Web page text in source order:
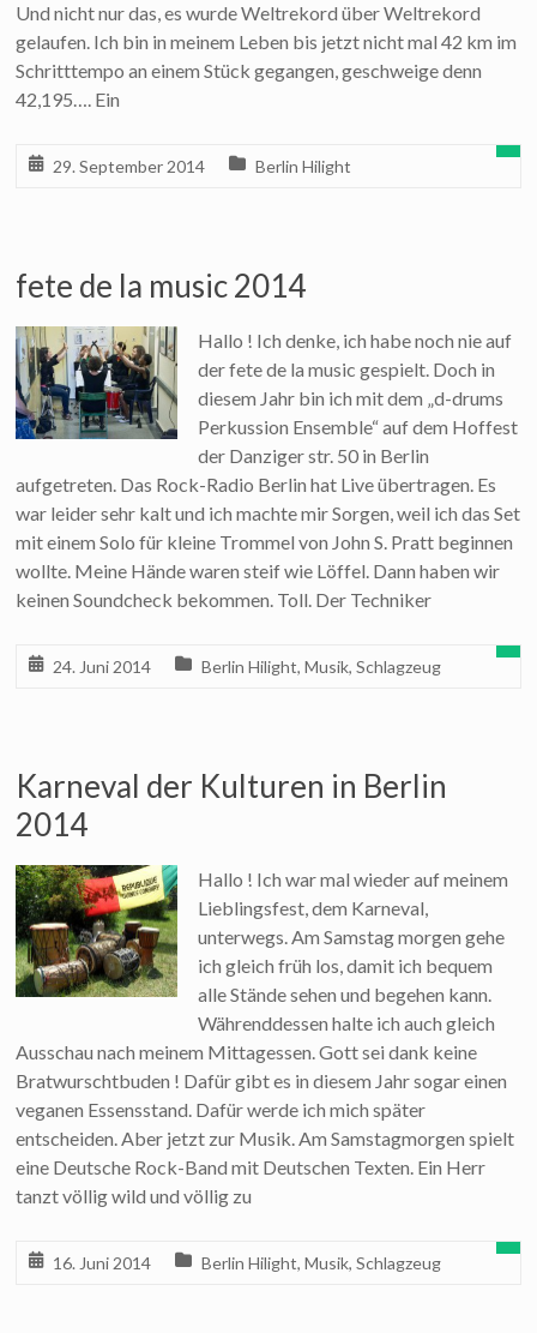
Und nicht nur das, es wurde Weltrekord über Weltrekord
gelaufen. Ich bin in meinem Leben bis jetzt nicht mal 42 km im
Schritttempo an einem Stück gegangen, geschweige denn
42,195…. Ein
29. September 2014 Berlin Hilight
fete de la music 2014
Hallo ! Ich denke, ich habe noch nie auf
der fete de la music gespielt. Doch in
diesem Jahr bin ich mit dem „d-drums
Perkussion Ensemble“ auf dem Hoffest
der Danziger str. 50 in Berlin
aufgetreten. Das Rock-Radio Berlin hat Live übertragen. Es
war leider sehr kalt und ich machte mir Sorgen, weil ich das Set
mit einem Solo für kleine Trommel von John S. Pratt beginnen
wollte. Meine Hände waren steif wie Löffel. Dann haben wir
keinen Soundcheck bekommen. Toll. Der Techniker
24. Juni 2014 Berlin Hilight,Musik,Schlagzeug
Karneval der Kulturen in Berlin
2014
Hallo ! Ich war mal wieder auf meinem
Lieblingsfest, dem Karneval,
unterwegs. Am Samstag morgen gehe
ich gleich früh los, damit ich bequem
alle Stände sehen und begehen kann.
Währenddessen halte ich auch gleich
Ausschau nach meinem Mittagessen. Gott sei dank keine
Bratwurschtbuden ! Dafür gibt es in diesem Jahr sogar einen
veganen Essensstand. Dafür werde ich mich später
entscheiden. Aber jetzt zur Musik. Am Samstagmorgen spielt
eine Deutsche Rock-Band mit Deutschen Texten. Ein Herr
tanzt völlig wild und völlig zu
16. Juni 2014 Berlin Hilight,Musik,Schlagzeug